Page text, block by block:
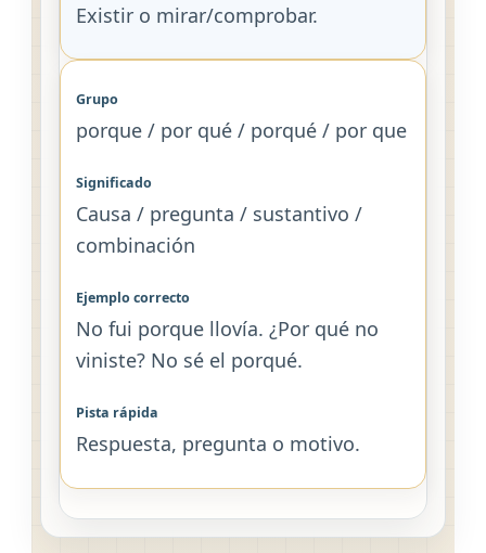
Existir o mirar/comprobar.
porque / por qué / porqué / por que
Causa / pregunta / sustantivo /
combinación
No fui porque llovía. ¿Por qué no
viniste? No sé el porqué.
Respuesta, pregunta o motivo.